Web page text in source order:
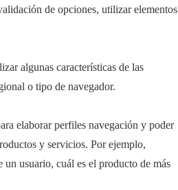
de opciones, utilizar elementos
algunas características de las
o tipo de navegador.
elaborar perfiles navegación y poder
y servicios. Por ejemplo,
un usuario, cuál es el producto de más